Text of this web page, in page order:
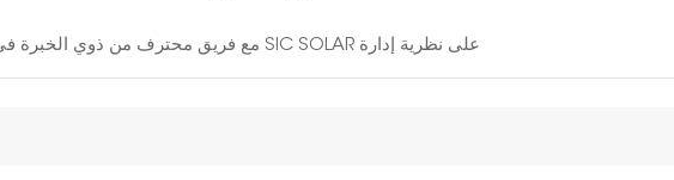
مع فريق محترف من ذوي الخبرة في مجال الطاقة الشمسية لمدة 10 سنوات، تصر شركة SIC SOLAR على نظرية إدارة